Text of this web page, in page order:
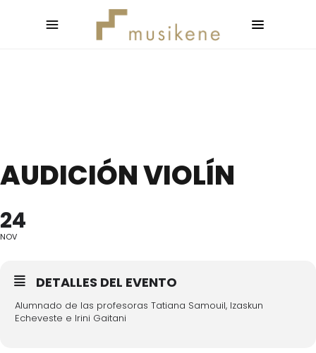
AUDICIÓN VIOLÍN
24
NOV
DETALLES DEL EVENTO
Alumnado de las profesoras Tatiana Samouil, Izaskun
Echeveste e Irini Gaitani